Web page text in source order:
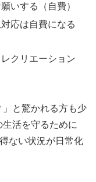
いする（自費）
応は自費になる
クリエーション
」と驚かれる方も少
活を守るために
ない状況が日常化